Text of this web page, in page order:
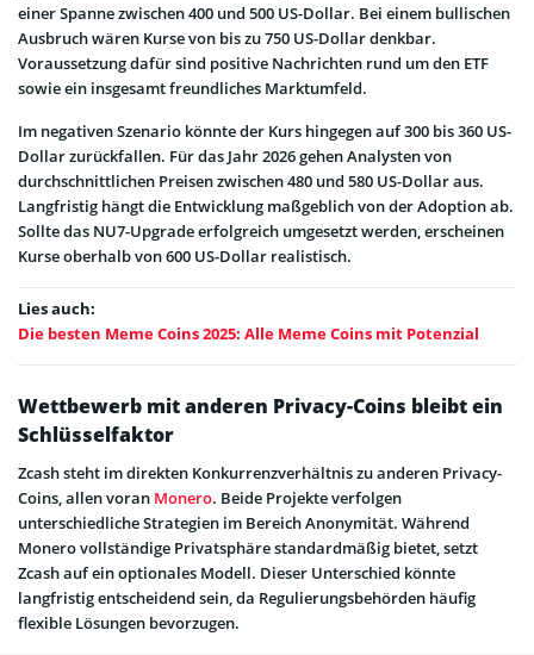
einer Spanne zwischen 400 und 500 US-Dollar. Bei einem bullischen
Ausbruch wären Kurse von bis zu 750 US-Dollar denkbar.
Voraussetzung dafür sind positive Nachrichten rund um den ETF
sowie ein insgesamt freundliches Marktumfeld.
Im negativen Szenario könnte der Kurs hingegen auf 300 bis 360 US-
Dollar zurückfallen. Für das Jahr 2026 gehen Analysten von
durchschnittlichen Preisen zwischen 480 und 580 US-Dollar aus.
Langfristig hängt die Entwicklung maßgeblich von der Adoption ab.
Sollte das NU7-Upgrade erfolgreich umgesetzt werden, erscheinen
Kurse oberhalb von 600 US-Dollar realistisch.
Lies auch:
Die besten Meme Coins 2025: Alle Meme Coins mit Potenzial
Wettbewerb mit anderen Privacy-Coins bleibt ein
Schlüsselfaktor
Zcash steht im direkten Konkurrenzverhältnis zu anderen Privacy-
Coins, allen voran Monero. Beide Projekte verfolgen
unterschiedliche Strategien im Bereich Anonymität. Während
Monero vollständige Privatsphäre standardmäßig bietet, setzt
Zcash auf ein optionales Modell. Dieser Unterschied könnte
langfristig entscheidend sein, da Regulierungsbehörden häufig
flexible Lösungen bevorzugen.